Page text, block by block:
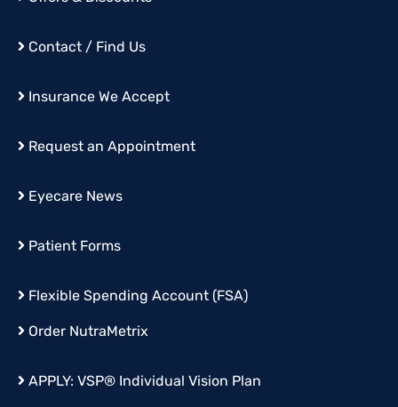
Contact / Find Us
Insurance We Accept
Request an Appointment
Eyecare News
Patient Forms
Flexible Spending Account (FSA)
Order NutraMetrix
APPLY: VSP® Individual Vision Plan